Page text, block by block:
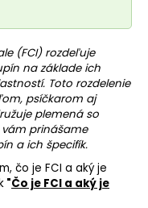
(FCI) rozdeľuje
na základe ich
Toto rozdelenie
psíčkarom aj
plemená so
prinášame
a ich špecifík.
čo je FCI a aký je
"Čo je FCI a aký je